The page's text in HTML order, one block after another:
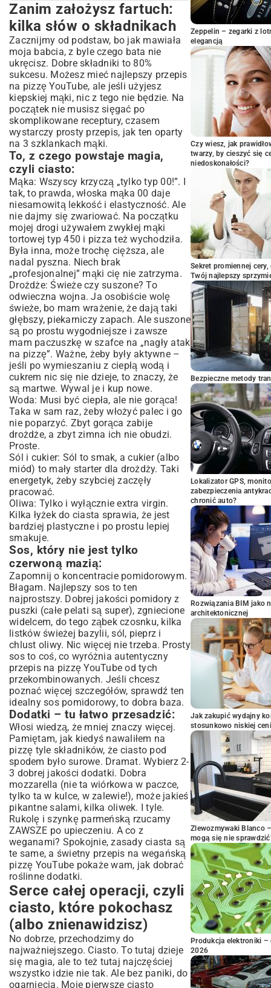
Zanim założysz fartuch: kilka słów o
składnikach
To, z czego powstaje magia, czyli ciasto:
Sos, który nie jest tylko czerwoną mazią:
Dodatki – tu łatwo przesadzić:
Serce całej operacji, czyli ciasto, które
pokochasz (albo znienawidzisz)
Sos i dodatki – tutaj sztuka polega na
prostocie
Wielki finał w piekle, czyli jak upiec pizzę
idealną
Czego nauczyłem się na własnych
błędach (żebyś Ty nie musiał)
Zanim założysz fartuch:
kilka słów o składnikach
Zacznijmy od podstaw, bo jak mawiała
moja babcia, z byle czego bata nie
ukręcisz. Dobre składniki to 80%
sukcesu. Możesz mieć najlepszy przepis
na pizzę YouTube, ale jeśli użyjesz
kiepskiej mąki, nic z tego nie będzie. Na
początek nie musisz sięgać po
skomplikowane receptury, czasem
wystarczy prosty przepis, jak ten oparty
na 3 szklankach mąki.
To, z czego powstaje magia,
czyli ciasto:
Mąka: Wszyscy krzyczą „tylko typ 00!”. I
tak, to prawda, włoska mąka 00 daje
niesamowitą lekkość i elastyczność. Ale
nie dajmy się zwariować. Na początku
mojej drogi używałem zwykłej mąki
tortowej typ 450 i pizza też wychodziła.
Była inna, może trochę cięższa, ale
nadal pyszna. Niech brak
„profesjonalnej” mąki cię nie zatrzyma.
Drożdże: Świeże czy suszone? To
odwieczna wojna. Ja osobiście wolę
świeże, bo mam wrażenie, że dają taki
głębszy, piekarniczy zapach. Ale suszone
są po prostu wygodniejsze i zawsze
mam paczuszkę w szafce na „nagły atak
na pizzę”. Ważne, żeby były aktywne –
jeśli po wymieszaniu z ciepłą wodą i
cukrem nic się nie dzieje, to znaczy, że
są martwe. Wywal je i kup nowe.
Woda: Musi być ciepła, ale nie gorąca!
Taka w sam raz, żeby włożyć palec i go
nie poparzyć. Zbyt gorąca zabije
drożdże, a zbyt zimna ich nie obudzi.
Proste.
Sól i cukier: Sól to smak, a cukier (albo
miód) to mały starter dla drożdży. Taki
energetyk, żeby szybciej zaczęły
pracować.
Oliwa: Tylko i wyłącznie extra virgin.
Kilka łyżek do ciasta sprawia, że jest
bardziej plastyczne i po prostu lepiej
smakuje.
Sos, który nie jest tylko
czerwoną mazią:
Zapomnij o koncentracie pomidorowym.
Błagam. Najlepszy sos to ten
najprostszy. Dobrej jakości pomidory z
puszki (całe pelati są super), zgniecione
widelcem, do tego ząbek czosnku, kilka
listków świeżej bazylii, sól, pieprz i
chlust oliwy. Nic więcej nie trzeba. Prosty
sos to coś, co wyróżnia autentyczny
przepis na pizzę YouTube od tych
przekombinowanych. Jeśli chcesz
poznać więcej szczegółów, sprawdź ten
idealny sos pomidorowy, to dobra baza.
Dodatki – tu łatwo przesadzić:
Włosi wiedzą, że mniej znaczy więcej.
Pamiętam, jak kiedyś nawaliłem na
pizzę tyle składników, że ciasto pod
spodem było surowe. Dramat. Wybierz 2-
3 dobrej jakości dodatki. Dobra
mozzarella (nie ta wiórkowa w paczce,
tylko ta w kulce, w zalewie!), może jakieś
pikantne salami, kilka oliwek. I tyle.
Rukolę i szynkę parmeńską rzucamy
ZAWSZE po upieczeniu. A co z
weganami? Spokojnie, zasady ciasta są
te same, a świetny przepis na wegańską
pizzę YouTube pokaże wam, jak dobrać
roślinne dodatki.
Serce całej operacji, czyli
ciasto, które pokochasz
(albo znienawidzisz)
No dobrze, przechodzimy do
najważniejszego. Ciasto. To tutaj dzieje
się magia, ale to też tutaj najczęściej
wszystko idzie nie tak. Ale bez paniki, do
ogarnięcia. Moje pierwsze ciasto
Zeppelin – zegarki z
elegancją
Czy wiesz, jak
twarzy, by cieszyć się
niedoskonałości?
Sekret promiennej
Twój najlepszy
Bezpieczne metody
Lokalizator GPS,
zabezpieczenia
chronić auto?
Rozwiązania BIM jako
architektonicznej
Jak zakupić wydajny
stosunkowo niskiej
Zlewozmywaki Blanco
mogą się nie
Produkcja elektroniki –
2026